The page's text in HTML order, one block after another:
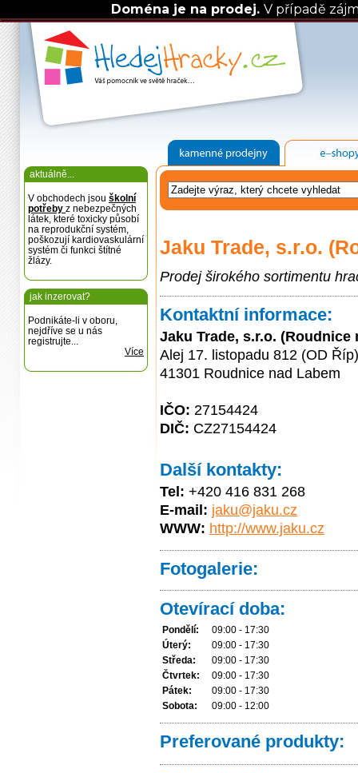
Doména je na prodej.V případě
aktuálně...
V obchodech jsou školní
potřeby z nebezpečných
látek, které toxicky působí
na reprodukční systém,
poškozují kardiovaskulární
systém či funkci štítné
žlázy.
jak inzerovat?
Podnikáte-li v oboru,
nejdříve se u nás
registrujte...
Více
Jaku Trade, s.r.o.
Prodej širokého sortimentu
Kontaktní informace:
Jaku Trade, s.r.o. (Roudnice
Alej 17. listopadu 812 (OD Říp)
41301 Roudnice nad Labem
IČO: 27154424
DIČ: CZ27154424
Další kontakty:
Tel: +420 416 831 268
E-mail: jaku@jaku.cz
WWW: http://www.jaku.cz
Fotogalerie:
Otevírací doba:
Pondělí:
09:00 - 17:30
Úterý:
09:00 - 17:30
Středa:
09:00 - 17:30
Čtvrtek:
09:00 - 17:30
Pátek:
09:00 - 17:30
Sobota:
09:00 - 12:00
Preferované produkty: